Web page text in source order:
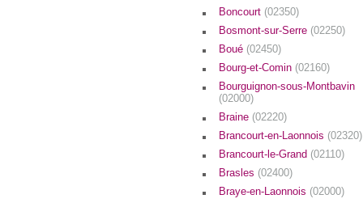
Boncourt (02350)
Bosmont-sur-Serre (02250)
Boué (02450)
Bourg-et-Comin (02160)
Bourguignon-sous-Montbavin
(02000)
Braine (02220)
Brancourt-en-Laonnois (02320)
Brancourt-le-Grand (02110)
Brasles (02400)
Braye-en-Laonnois (02000)